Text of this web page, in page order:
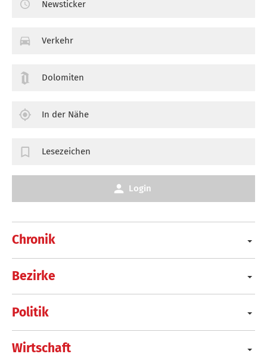
Chronik
Bezirke
Politik
Wirtschaft
Newsticker
Verkehr
Dolomiten
In der Nähe
Lesezeichen
Login